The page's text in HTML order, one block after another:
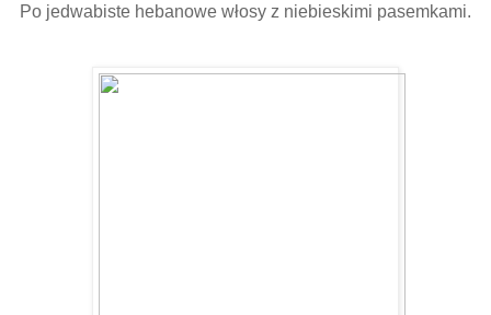
Po jedwabiste hebanowe włosy z niebieskimi pasemkami.